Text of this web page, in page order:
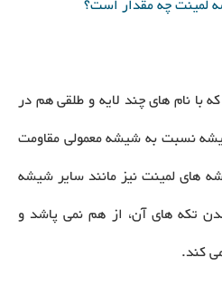
نام های چند لایه و طلقی هم در
نسبت به شیشه معمولی مقاومت
های لمینت نیز مانند سایر شیشه
تکه های آن، از هم نمی پاشد و
کند.